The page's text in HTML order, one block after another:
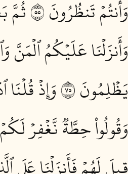
وَأَنتُمۡ تَنظُرُونَ ٥٥
ثُمَّ
وَأَنزَلۡنَا عَلَيۡكُمُ
يَظۡلِمُونَ ٥٧
وَإِذۡ
وَقُولُواْ حِطَّةٞ نَّغۡفِرۡ